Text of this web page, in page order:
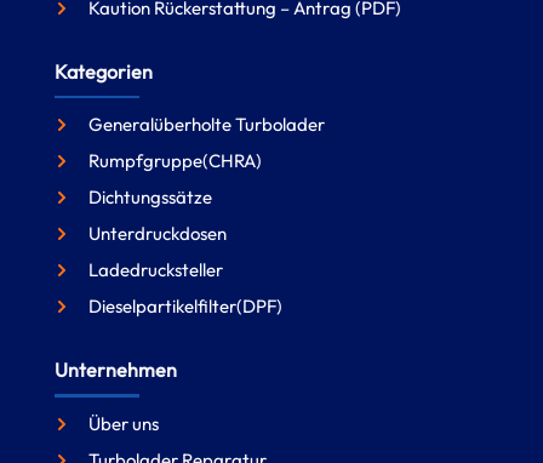
Kaution Rückerstattung – Antrag (PDF)
Kategorien
Generalüberholte Turbolader
Rumpfgruppe(CHRA)
Dichtungssätze
Unterdruckdosen
Ladedrucksteller
Dieselpartikelfilter(DPF)
Unternehmen
Über uns